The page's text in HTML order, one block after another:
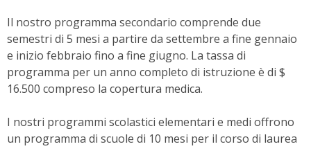
Il nostro programma secondario comprende due
semestri di 5 mesi a partire da settembre a fine gennaio
e inizio febbraio fino a fine giugno. La tassa di
programma per un anno completo di istruzione è di $
16.500 compreso la copertura medica.
I nostri programmi scolastici elementari e medi offrono
un programma di scuole di 10 mesi per il corso di laurea